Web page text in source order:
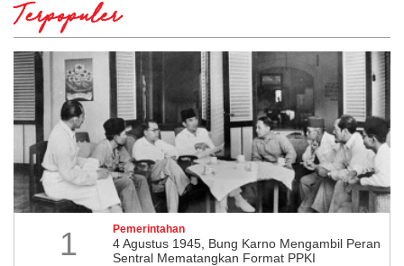
Terpopuler
1 Pemerintahan
4 Agustus 1945, Bung Karno Mengambil Peran
Sentral Mematangkan Format PPKI